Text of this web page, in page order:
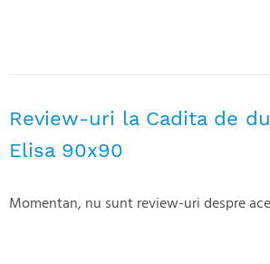
Review-uri la Cadita de
Elisa 90x90
Momentan, nu sunt review-uri despre